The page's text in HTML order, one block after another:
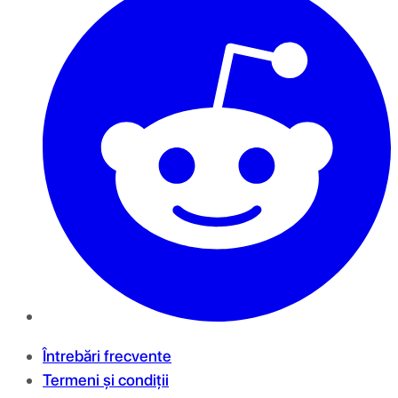
Întrebări frecvente
Termeni și condiții